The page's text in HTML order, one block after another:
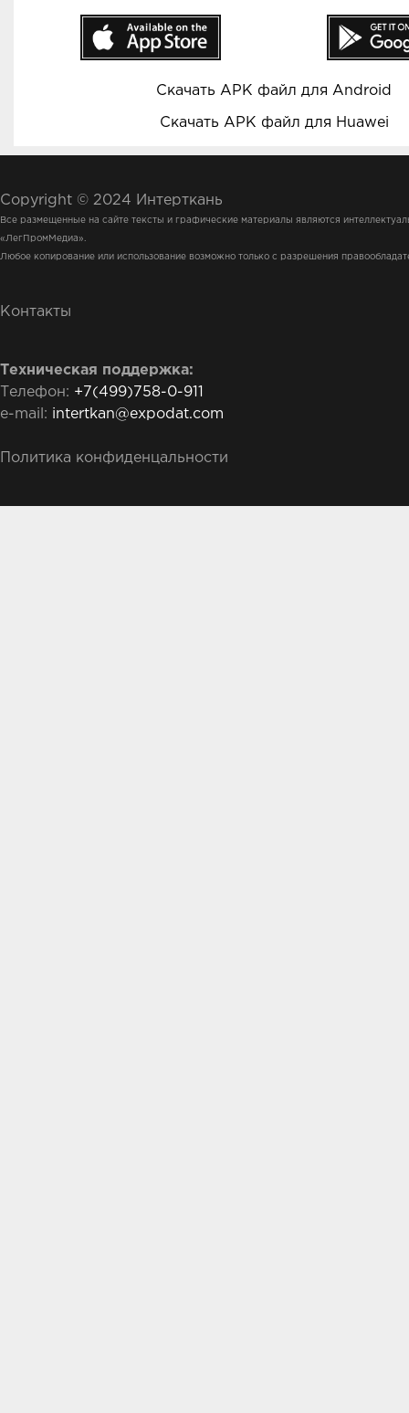
Скачать APK файл для Android
Скачать APK файл для Huawei
Copyright © 2024 Интерткань
Все размещенные на сайте тексты и графические материалы являются
«ЛегПромМедиа».
Любое копирование или использование возможно только с разрешения
Контакты
Техническая поддержка:
Телефон: +7(499)758-0-911
e-mail: intertkan@expodat.com
Политика конфиденцальности